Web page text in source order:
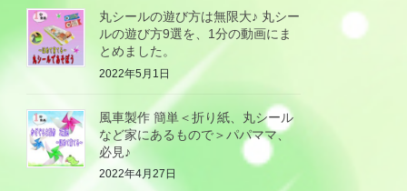
丸シールの遊び方は無限大♪ 丸シー
ルの遊び方9選を、1分の動画にま
とめました。
2022年5月1日
風車製作 簡単＜折り紙、丸シール
など家にあるもので＞パパママ、
必見♪
2022年4月27日